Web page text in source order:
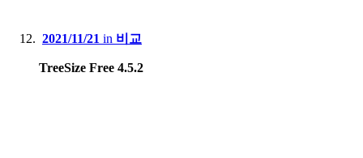
2021/11/21 in 비교
TreeSize Free 4.5.2